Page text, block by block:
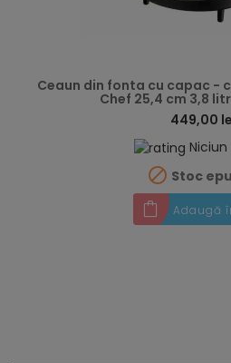
Ceaun din fonta cu capac -
Chef 25,4 cm 3,8
449,00
 Stoc
Adaugă